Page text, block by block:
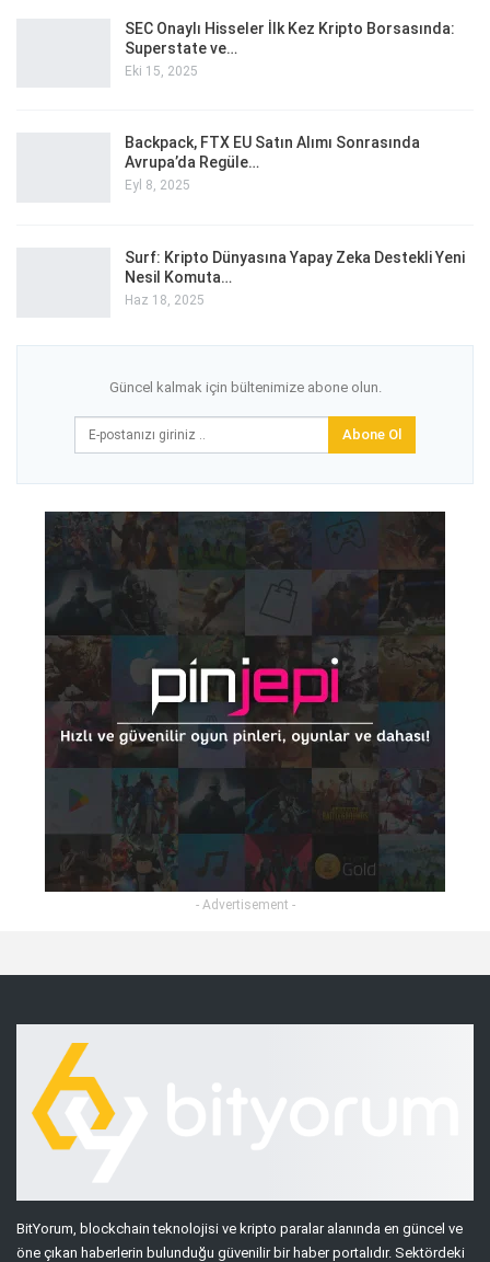
SEC Onaylı Hisseler İlk Kez Kripto Borsasında:
Superstate ve…
Eki 15, 2025
Backpack, FTX EU Satın Alımı Sonrasında
Avrupa’da Regüle…
Eyl 8, 2025
Surf: Kripto Dünyasına Yapay Zeka Destekli Yeni
Nesil Komuta…
Haz 18, 2025
Güncel kalmak için bültenimize abone olun.
Abone Ol
- Advertisement -
BitYorum, blockchain teknolojisi ve kripto paralar alanında en güncel ve
öne çıkan haberlerin bulunduğu güvenilir bir haber portalıdır. Sektördeki